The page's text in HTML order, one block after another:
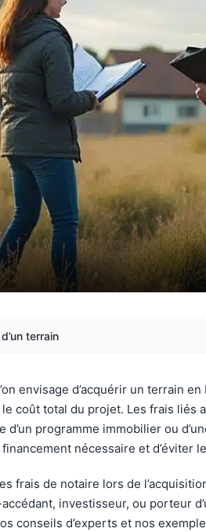
terrain
envisage d’acquérir un terrain
coût total du projet. Les frais
d’un programme immobilier ou
nécessaire et d’éviter
frais de notaire lors de
investisseur, ou porteur
conseils d’experts et nos